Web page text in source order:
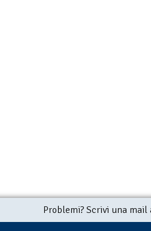
Problemi? Scrivi una